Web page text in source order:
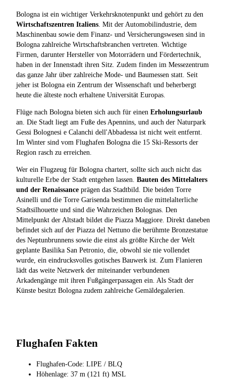
Bologna ist ein wichtiger Verkehrsknotenpunkt und gehört zu den
Wirtschaftszentren Italiens . Mit der Automobilindustrie, dem
Maschinenbau sowie dem Finanz- und Versicherungswesen sind in
Bologna zahlreiche Wirtschaftsbranchen vertreten. Wichtige
Firmen, darunter Hersteller von Motorrädern und Fördertechnik,
haben in der Innenstadt ihren Sitz. Zudem finden im Messezentrum
das ganze Jahr über zahlreiche Mode- und Baumessen statt. Seit
jeher ist Bologna ein Zentrum der Wissenschaft und beherbergt
heute die älteste noch erhaltene Universität Europas.
Flüge nach Bologna bieten sich auch für einen Erholungsurlaub
an. Die Stadt liegt am Fuße des Apennins, und auch der Naturpark
Gessi Bolognesi e Calanchi dell'Abbadessa ist nicht weit entfernt.
Im Winter sind vom Flughafen Bologna die 15 Ski-Ressorts der
Region rasch zu erreichen.
Wer ein Flugzeug für Bologna chartert, sollte sich auch nicht das
kulturelle Erbe der Stadt entgehen lassen. Bauten des Mittelalters
und der Renaissance prägen das Stadtbild. Die beiden Torre
Asinelli und die Torre Garisenda bestimmen die mittelalterliche
Stadtsilhouette und sind die Wahrzeichen Bolognas. Den
Mittelpunkt der Altstadt bildet die Piazza Maggiore. Direkt daneben
befindet sich auf der Piazza del Nettuno die berühmte Bronzestatue
des Neptunbrunnens sowie die einst als größte Kirche der Welt
geplante Basilika San Petronio, die, obwohl sie nie vollendet
wurde, ein eindrucksvolles gotisches Bauwerk ist. Zum Flanieren
lädt das weite Netzwerk der miteinander verbundenen
Arkadengänge mit ihren Fußgängerpassagen ein. Als Stadt der
Künste besitzt Bologna zudem zahlreiche Gemäldegalerien.
Flughafen Fakten
Flughafen-Code: LIPE / BLQ
Höhenlage: 37 m (121 ft) MSL